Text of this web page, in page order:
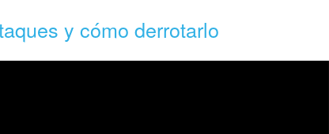
y cómo derrotarlo